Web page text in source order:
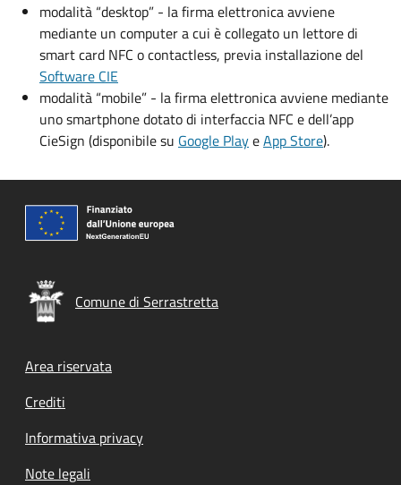
modalità “desktop” - la firma elettronica avviene
mediante un computer a cui è collegato un lettore di
smart card NFC o contactless, previa installazione del
Software CIE
modalità “mobile” - la firma elettronica avviene mediante
uno smartphone dotato di interfaccia NFC e dell’app
CieSign (disponibile su Google PlayeApp Store).
Comune di Serrastretta
Footer menu
Area riservata
Crediti
Informativa privacy
Note legali